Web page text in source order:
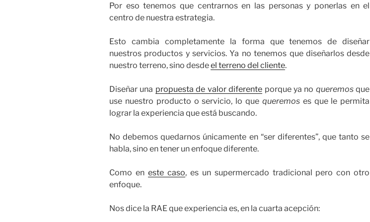
Por eso tenemos que centrarnos en las personas y ponerlas en el
centro de nuestra estrategia.
Esto cambia completamente la forma que tenemos de diseñar
nuestros productos y servicios. Ya no tenemos que diseñarlos desde
nuestro terreno, sino desdeel terreno del cliente.
Diseñar una propuesta de valor diferente porque ya no queremosque
use nuestro producto o servicio, lo que queremoses que le permita
lograr la experiencia que está buscando.
No debemos quedarnos únicamente en “ser diferentes”, que tanto se
habla, sino en tener un enfoque diferente.
Como en este caso, es un supermercado tradicional pero con otro
enfoque.
Nos dice la RAE que experiencia es, en la cuarta acepción: